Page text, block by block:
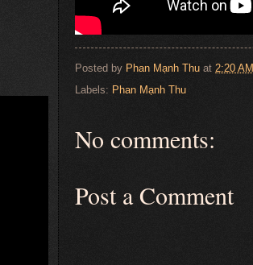
Posted by Phan Mạnh Thu at 2:20 AM
Labels: Phan Mạnh Thu
No comments:
Post a Comment